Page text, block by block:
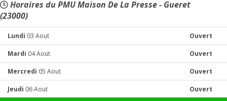
Horaires du PMU Maison De La Presse - Gueret
(23000)
Lundi 03 Aout Ouvert
Mardi 04 Aout Ouvert
Mercredi 05 Aout Ouvert
Jeudi 06 Aout Ouvert